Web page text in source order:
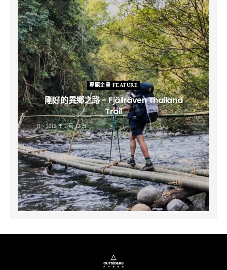
專題企畫 FEATURE
剛好的異鄉之路 – Fjällräven Thailand
Trail
B 2019 年 2 月 12 日